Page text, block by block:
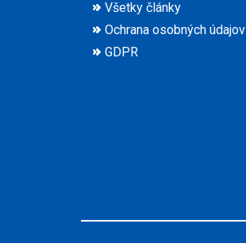
Všetky články
Ochrana osobných údajov
GDPR